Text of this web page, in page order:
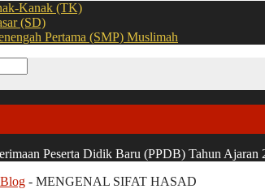
Kanak (TK)
(SD)
Pertama (SMP) Muslimah
Peserta Didik Baru (PPDB) Tahun
Blog - MENGENAL SIFAT HASAD